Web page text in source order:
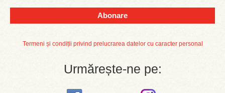
Abonare
Termeni și condiții privind prelucrarea datelor cu caracter personal
Urmărește-ne pe: